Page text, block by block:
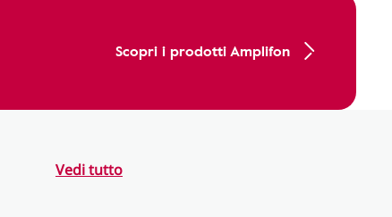
Scopri i prodotti Amplifon
Vedi tutto